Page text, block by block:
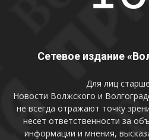
Сетевое издание
Для лиц
Новости Волжского и
не всегда отражают точку
несет ответственности за
информации и мнения,